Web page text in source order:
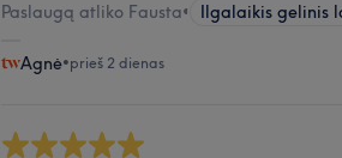
Paslaugą atliko Fausta• Ilgalaikis gelinis
Agnė•prieš 2 dienas